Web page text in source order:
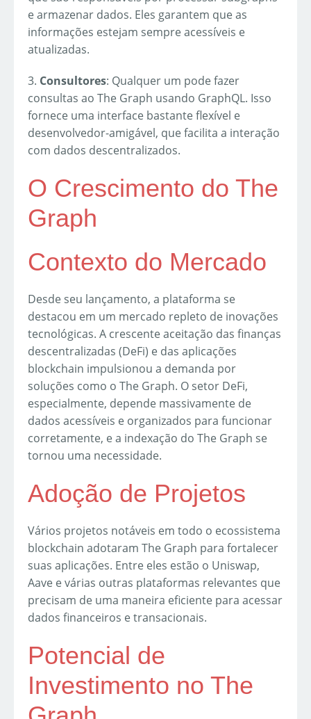
e armazenar dados. Eles garantem que as
informações estejam sempre acessíveis e
atualizadas.
3. Consultores: Qualquer um pode fazer
consultas ao The Graph usando GraphQL. Isso
fornece uma interface bastante flexível e
desenvolvedor-amigável, que facilita a interação
com dados descentralizados.
O Crescimento do The
Graph
Contexto do Mercado
Desde seu lançamento, a plataforma se
destacou em um mercado repleto de inovações
tecnológicas. A crescente aceitação das finanças
descentralizadas (DeFi) e das aplicações
blockchain impulsionou a demanda por
soluções como o The Graph. O setor DeFi,
especialmente, depende massivamente de
dados acessíveis e organizados para funcionar
corretamente, e a indexação do The Graph se
tornou uma necessidade.
Adoção de Projetos
Vários projetos notáveis em todo o ecossistema
blockchain adotaram The Graph para fortalecer
suas aplicações. Entre eles estão o Uniswap,
Aave e várias outras plataformas relevantes que
precisam de uma maneira eficiente para acessar
dados financeiros e transacionais.
Potencial de
Investimento no The